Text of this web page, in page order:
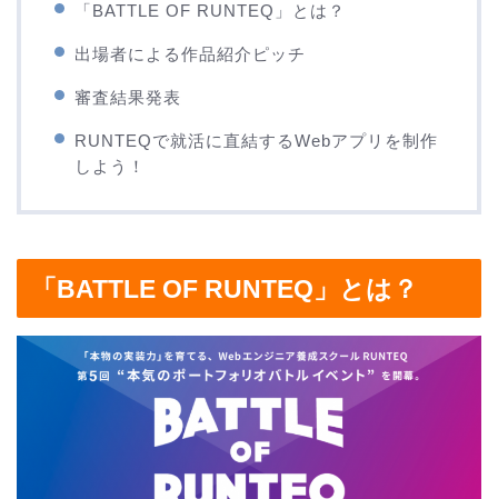
「BATTLE OF RUNTEQ」とは？
出場者による作品紹介ピッチ
審査結果発表
RUNTEQで就活に直結するWebアプリを制作
しよう！
「BATTLE OF RUNTEQ」とは？